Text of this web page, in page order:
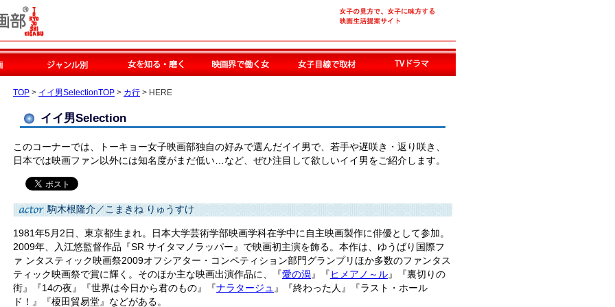
TOP > イイ男SelectionTOP > カ行 > HERE
イイ男Selection
このコーナーでは、トーキョー女子映画部独自の好みで選んだイイ男で、若手や遅咲き・返り咲き、
日本では映画ファン以外には知名度がまだ低い…など、ぜひ注目して欲しいイイ男をご紹介します。
駒木根隆介／こまきね りゅうすけ
1981年5月2日、東京都生まれ。日本大学芸術学部映画学科在学中に自主映画製作に俳優として参加。
2009年、入江悠監督作品『SR サイタマノラッパー』で映画初主演を飾る。本作は、ゆうばり国際フ
ァ ンタスティック映画祭2009オフシアター・コンペティション部門グランプリほか多数のファンタス
ティック映画祭で賞に輝く。そのほか主な映画出演作品に、『愛の渦』『ヒメアノ～ル』『裏切りの
街』『14の夜』『世界は今日から君のもの』『ナラタージュ 』『終わった人』『ラスト・ホール
ド！』『榎田貿易堂』などがある。